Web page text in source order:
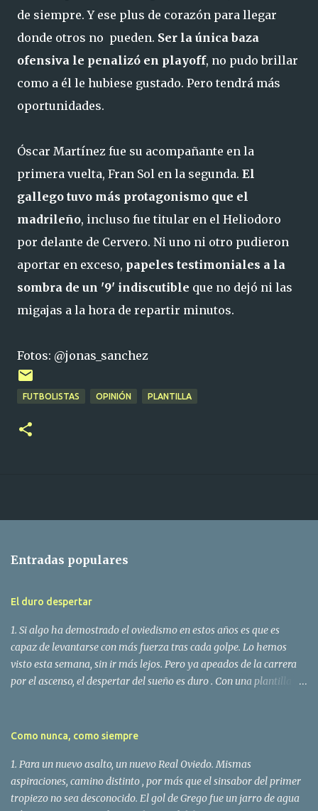
de siempre. Y ese plus de corazón para llegar
donde otros no pueden. Ser la única baza
ofensiva le penalizó en playoff, no pudo brillar
como a él le hubiese gustado. Pero tendrá más
oportunidades.
Óscar Martínez fue su acompañante en la
primera vuelta, Fran Sol en la segunda. El
gallego tuvo más protagonismo que el
madrileño, incluso fue titular en el Heliodoro
por delante de Cervero. Ni uno ni otro pudieron
aportar en exceso, papeles testimoniales a la
sombra de un '9' indiscutible que no dejó ni las
migajas a la hora de repartir minutos.
Fotos: @jonas_sanchez
FUTBOLISTAS OPINIÓN PLANTILLA
Entradas populares
El duro despertar
1. Si algo ha demostrado el oviedismo en estos años es que es
capaz de levantarse con más fuerza tras cada golpe. Lo hemos
visto esta semana, sin ir más lejos. Pero ya apeados de la carrera
por el ascenso, el despertar del sueño es duro . Con una plantilla
corazón, empuje y fe . Y cuando eso no basta, y el sueño se acaba,
adverso, rival magnífico y 90' en Ipurúa . El Eibar comenzó con
iniciativa, dispuesto a no dejar que los de Granero se metiesen en la
eliminatoria ni viesen el resquicio para asustar a Irureta. Capa
Como nunca, como siempre
1. Para un nuevo asalto, un nuevo Real Oviedo. Mismas
aspiraciones, camino distinto , por más que el sinsabor del primer
tropiezo no sea desconocido. El gol de Grego fue un jarro de agua